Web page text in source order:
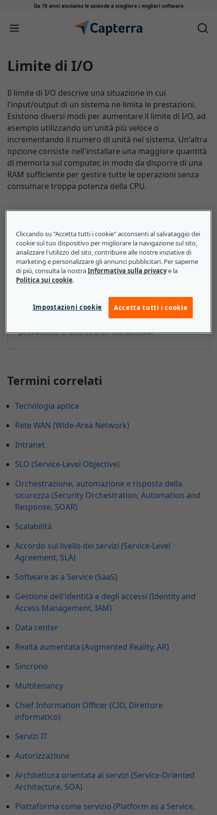
Da 18 anni aiutiamo le aziende a scegliere i migliori software
Salta e vai al contenuto
Limite di I/O
Il limite di I/O descrive una situazione in cui
l'input/output di un sistema ne limita le prestazioni.
Esistono diversi modi per aumentare il limite di I/O, ad
esempio utilizzando un'unità più veloce o
incrementando il numero di unità nel sistema. Un'altra
opzione consiste nell'installare una maggiore quantità
di memoria sul computer, in modo da disporre di una
RAM sufficiente per gestire tutte le operazioni senza
consumare troppa potenza della CPU.
Limite di I/O: ecco cosa devono
sapere le piccole e medie
imprese
Per le PMI è importante comprendere i limiti di I/O
del proprio sistema: se troppo elevati, potrebbero
causare problemi di compatibilità con altri sistemi
sulla rete e portare a una diminuzione della
produttività in diverse aree dell'azienda.
Termini correlati
Tecnologia aptica
Rete WAN (Wide-Area Network)
Intranet
SLO (Service-Level Objective)
Orchestrazione, automazione e risposta della
sicurezza (Security Orchestration, Automation and
Response, SOAR)
Scalabilità
Accordo sul livello dei servizi (Service-Level
Agreement, SLA)
Software as a Service (SaaS)
Gestione dell'identità e degli accessi (Identity and
Access Management, IAM)
Data center
Realtà aumentata (Augmented Reality, AR)
Sincrono
Multitenancy
Chief Information Officer (CIO, Direttore
informatico)
Servizi IT
Autorizzazione
Architettura orientata ai servizi (Service-Oriented
Architecture, SOA)
Piattaforma come servizio (Platform as a Service,
Cliccando su "Accetta tutti i cookie" acconsenti al salvataggio dei
cookie sul tuo dispositivo per migliorare la navigazione sul sito,
analizzare l'utilizzo del sito, contribuire alle nostre iniziative di
marketing e personalizzare gli annunci pubblicitari. Per saperne
di più, consulta la nostraInformativa sulla privacye la
Politica sui cookie.
Impostazioni cookie Accetta tutti i cookie